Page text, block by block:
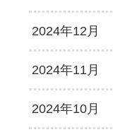
2024年12月
2024年11月
2024年10月